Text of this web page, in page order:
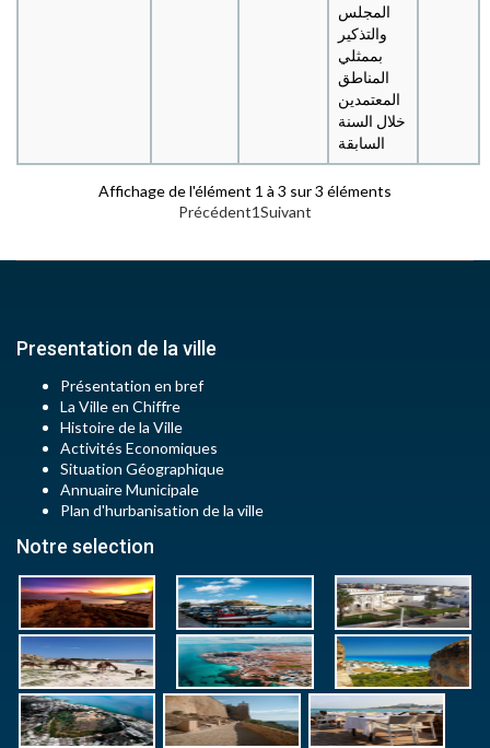
المجلس
والتذكير
بممثلي
المناطق
المعتمدين
خلال السنة
السابقة
Affichage de l'élément 1 à 3 sur 3 éléments
Précédent1Suivant
Presentation de la ville
Présentation en bref
La Ville en Chiffre
Histoire de la Ville
Activités Economiques
Situation Géographique
Annuaire Municipale
Plan d'hurbanisation de la ville
Notre selection